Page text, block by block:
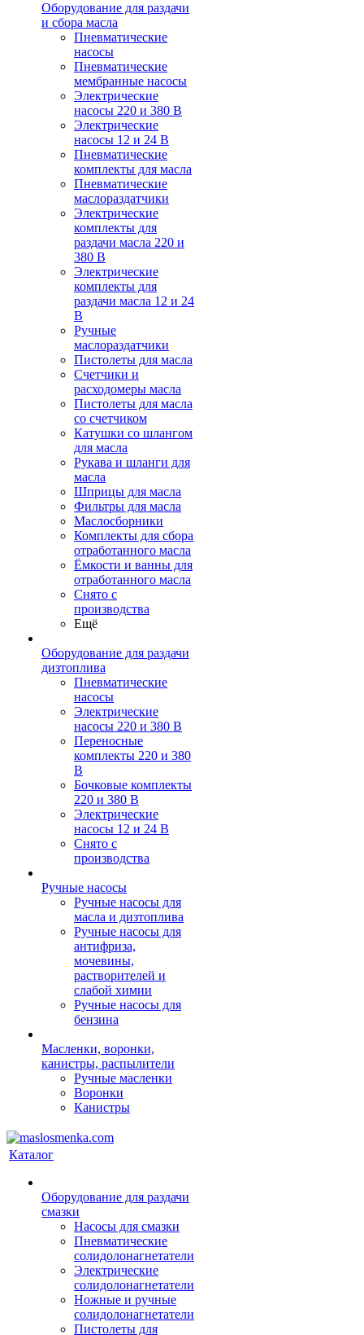
Оборудование для раздачи
и сбора масла
Пневматические
насосы
Пневматические
мембранные насосы
Электрические
насосы 220 и 380 В
Электрические
насосы 12 и 24 В
Пневматические
комплекты для масла
Пневматические
маслораздатчики
Электрические
комплекты для
раздачи масла 220 и
380 В
Электрические
комплекты для
раздачи масла 12 и 24
В
Ручные
маслораздатчики
Пистолеты для масла
Счетчики и
расходомеры масла
Пистолеты для масла
со счетчиком
Катушки со шлангом
для масла
Рукава и шланги для
масла
Шприцы для масла
Фильтры для масла
Маслосборники
Комплекты для сбора
отработанного масла
Ёмкости и ванны для
отработанного масла
Снято с
производства
Ещё
Оборудование для раздачи
дизтоплива
Пневматические
насосы
Электрические
насосы 220 и 380 В
Переносные
комплекты 220 и 380
В
Бочковые комплекты
220 и 380 В
Электрические
насосы 12 и 24 В
Снято с
производства
Ручные насосы
Ручные насосы для
масла и дизтоплива
Ручные насосы для
антифриза,
мочевины,
растворителей и
слабой химии
Ручные насосы для
бензина
Масленки, воронки,
канистры, распылители
Ручные масленки
Воронки
Канистры
Каталог
Оборудование для раздачи
смазки
Насосы для смазки
Пневматические
солидолонагнетатели
Электрические
солидолонагнетатели
Ножные и ручные
солидолонагнетатели
Пистолеты для